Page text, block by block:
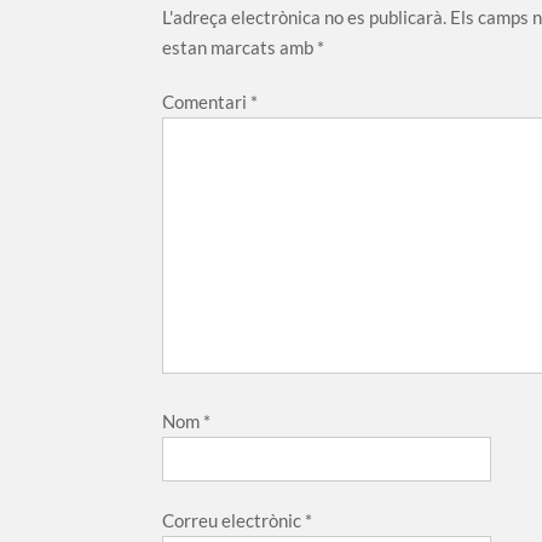
L'adreça electrònica no es publicarà. Els camps
estan marcats amb *
Comentari *
Nom *
Correu electrònic *